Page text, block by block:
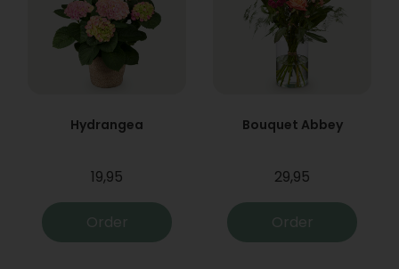
Hydrangea
19,95
Order
Bouquet Abbey
29,95
Order